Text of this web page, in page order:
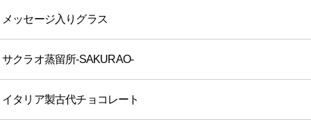
メッセージ入りグラス
サクラオ蒸留所-SAKURAO-
イタリア製古代チョコレート